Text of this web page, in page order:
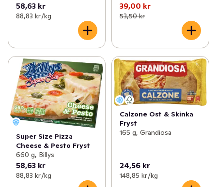
58,63 kr
88,83 kr /kg
39,00 kr
53,50 kr
Super Size Pizza
Cheese & Pesto Fryst
660 g, Billys
58,63 kr
88,83 kr /kg
Calzone Ost & Skinka
Fryst
165 g, Grandiosa
24,56 kr
148,85 kr /kg